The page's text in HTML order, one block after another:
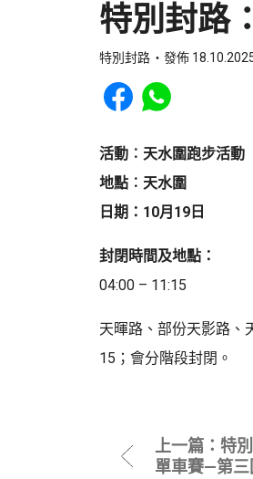
特別封路
特別封路 發佈
Share to Facebook
Share to WhatsApp
活動︰天水圍跑步活動
地點︰天水圍
日期：10月19日
封閉時間及地點：
04:00 – 11:15
天暉路、部份天影路、
15；會分階段封閉。
上一篇：特
單車賽—第